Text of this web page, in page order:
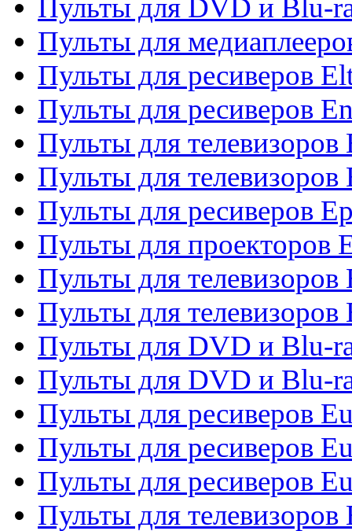
Пульты для DVD и Blu-
Пульты для
Пульты для ресиверов
Пульты для ресиверов
Пульты для телевизоров
Пульты для телевизоров
Пульты для ресиверов
Пульты для проекторов
Пульты для телевизоров
Пульты для телевизоров
Пульты для DVD и Blu-
Пульты для DVD и Blu-
Пульты для ресиверов
Пульты для ресиверов
Пульты для ресиверов
Пульты для телевизоров